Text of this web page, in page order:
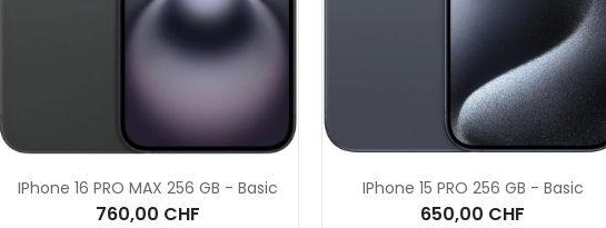
IPhone 16 PRO MAX 256 GB - Basic
760,00 CHF
IPhone 15 PRO 256 GB - Basic
650,00 CHF